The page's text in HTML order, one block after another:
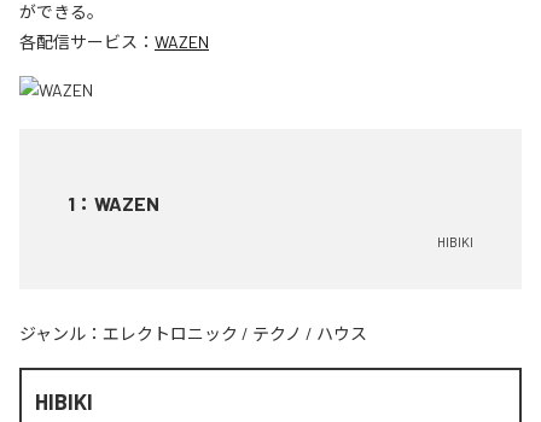
ができる。
各配信サービス： WAZEN
1 ： WAZEN
HIBIKI
ジャンル： エレクトロニック / テクノ / ハウス
HIBIKI